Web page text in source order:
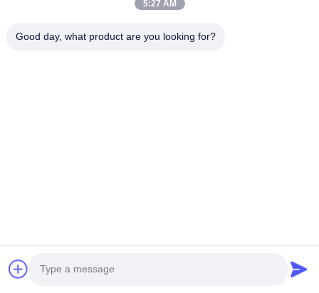
工場見学
©2024- Sichuan Yinhuasheng Technology Co., Ltd.. . 複製権所有。
5:27 AM
Good day, what product are you looking for?